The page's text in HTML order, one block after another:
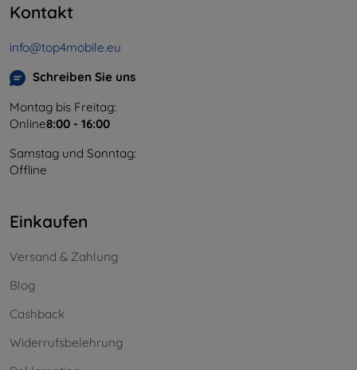
Kontakt
info@top4mobile.eu
Schreiben Sie uns
Montag bis Freitag:
Online8:00 - 16:00
Samstag und Sonntag:
Offline
Einkaufen
Versand & Zahlung
Blog
Cashback
Widerrufsbelehrung